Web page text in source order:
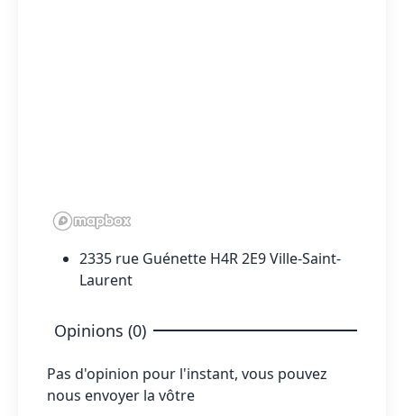
2335 rue Guénette H4R 2E9 Ville-Saint-
Laurent
Opinions (0)
Pas d'opinion pour l'instant, vous pouvez
nous envoyer la vôtre